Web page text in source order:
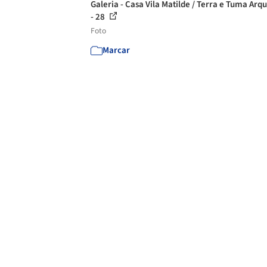
Galeria - Casa Vila Matilde / Terra e Tuma
- 28
Foto
Marcar